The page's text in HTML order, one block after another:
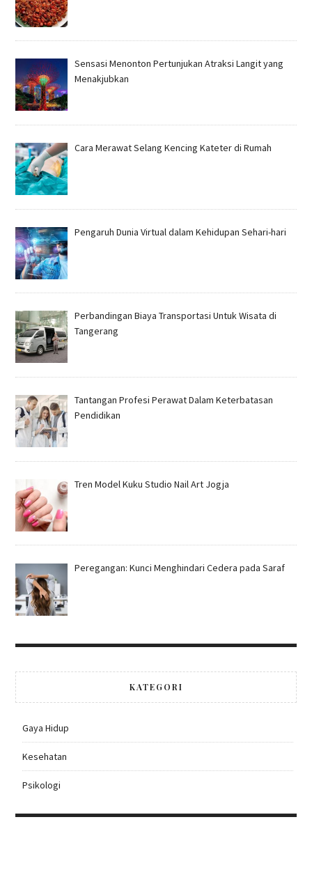
Sensasi Menonton Pertunjukan Atraksi Langit yang
Menakjubkan
Cara Merawat Selang Kencing Kateter di Rumah
Pengaruh Dunia Virtual dalam Kehidupan Sehari-hari
Perbandingan Biaya Transportasi Untuk Wisata di
Tangerang
Tantangan Profesi Perawat Dalam Keterbatasan
Pendidikan
Tren Model Kuku Studio Nail Art Jogja
Peregangan: Kunci Menghindari Cedera pada Saraf
KATEGORI
Gaya Hidup
Kesehatan
Psikologi